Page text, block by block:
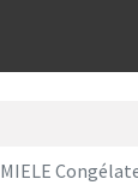
MIELE